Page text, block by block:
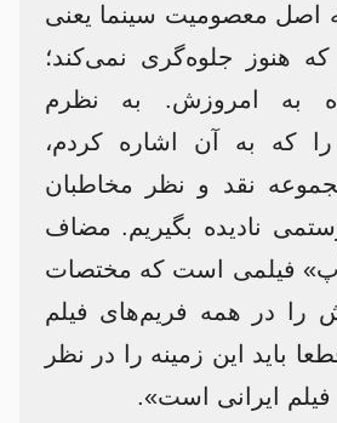
اصل معصومیت سینما یعنی
هنوز جلوه‌گری نمی‌کند؛
به امروزش. به نظرم
که به آن اشاره کردم،
نقد و نظر مخاطبان
نادیده بگیریم. مضاف
فیلمی است که مختصات
را در همه‌ فریم‌های فیلم
باید این زمینه را در نظر
ایرانی است».